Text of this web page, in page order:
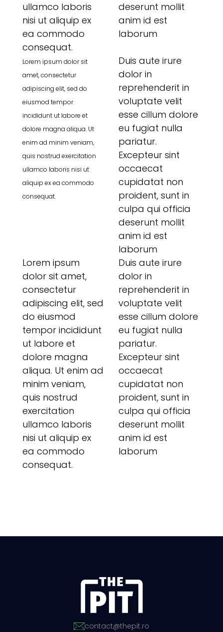
ullamco laboris
nisi ut aliquip ex
ea commodo
consequat.
deserunt mollit
anim id est
laborum
Lorem ipsum dolor sit
amet, consectetur
adipiscing elit, sed do
eiusmod tempor
incididunt ut labore et
dolore magna aliqua. Ut
enim ad minim veniam,
quis nostrud exercitation
ullamco laboris nisi ut
aliquip ex ea commodo
consequat.
Duis aute irure
dolor in
reprehenderit in
voluptate velit
esse cillum dolore
eu fugiat nulla
pariatur.
Excepteur sint
occaecat
cupidatat non
proident, sunt in
culpa qui officia
deserunt mollit
anim id est
laborum
Lorem ipsum
dolor sit amet,
consectetur
adipiscing elit, sed
do eiusmod
tempor incididunt
ut labore et
dolore magna
aliqua. Ut enim ad
minim veniam,
quis nostrud
exercitation
ullamco laboris
nisi ut aliquip ex
ea commodo
consequat.
Duis aute irure
dolor in
reprehenderit in
voluptate velit
esse cillum dolore
eu fugiat nulla
pariatur.
Excepteur sint
occaecat
cupidatat non
proident, sunt in
culpa qui officia
deserunt mollit
anim id est
laborum
contact@thepit.ro